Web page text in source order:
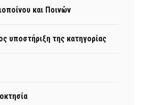
και Ποινών
υποστήριξη της κατηγορίας